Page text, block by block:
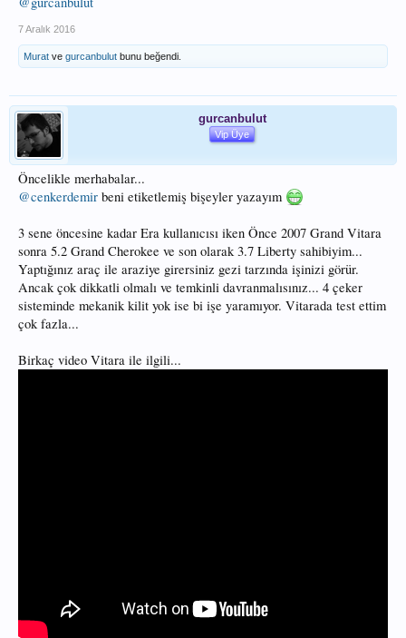
7 Aralık 2016
Murat ve gurcanbulut bunu beğendi.
gurcanbulut
Vip Üye
Öncelikle merhabalar...
@cenkerdemir beni etiketlemiş bişeyler yazayım
3 sene öncesine kadar Era kullanıcısı iken Önce 2007 Grand Vitara
sonra 5.2 Grand Cherokee ve son olarak 3.7 Liberty sahibiyim...
Yaptığınız araç ile araziye girersiniz gezi tarzında işinizi görür.
Ancak çok dikkatli olmalı ve temkinli davranmalısınız... 4 çeker
sisteminde mekanik kilit yok ise bi işe yaramıyor. Vitarada test ettim
çok fazla...
Birkaç video Vitara ile ilgili...